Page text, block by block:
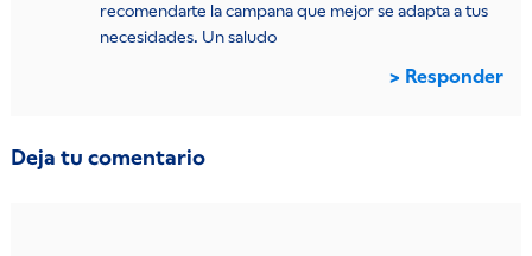
recomendarte la campana que mejor se adapta a tus
necesidades. Un saludo
Responder
Deja tu comentario